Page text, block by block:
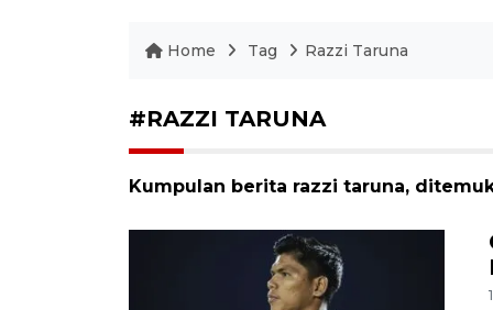
Home Tag Razzi Taruna
#RAZZI TARUNA
Kumpulan berita razzi taruna,